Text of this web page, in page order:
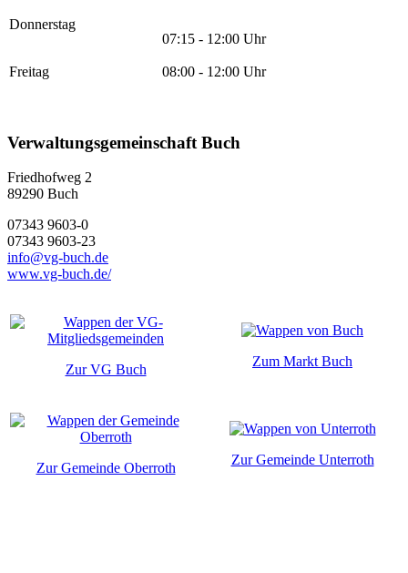
Donnerstag
07:15 - 12:00 Uhr
Freitag 08:00 - 12:00 Uhr
Verwaltungsgemeinschaft Buch
Friedhofweg 2
89290 Buch
07343 9603-0
07343 9603-23
info@vg-buch.de
www.vg-buch.de/
Zur VG Buch
Zum Markt Buch
Zur Gemeinde Oberroth
Zur Gemeinde Unterroth